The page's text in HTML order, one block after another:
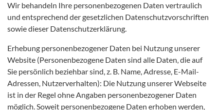
Wir behandeln Ihre personenbezogenen Daten vertraulich
und entsprechend der gesetzlichen Datenschutzvorschriften
sowie dieser Datenschutzerklärung.
Erhebung personenbezogener Daten bei Nutzung unserer
Website (Personenbezogene Daten sind alle Daten, die auf
Sie persönlich beziehbar sind, z. B. Name, Adresse, E-Mail-
Adressen, Nutzerverhalten): Die Nutzung unserer Webseite
ist in der Regel ohne Angaben personenbezogener Daten
möglich. Soweit personenbezogene Daten erhoben werden,